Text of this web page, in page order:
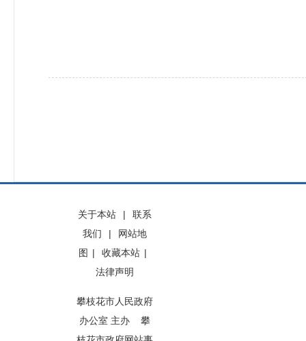
关于本站 |
联系
我们
|
网站地
图 | 收藏本站 |
法律声明
攀枝花市人民政府
办公室 主办 攀